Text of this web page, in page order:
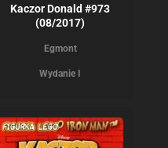
Kaczor Donald #973
(08/2017)
Egmont
Wydanie I